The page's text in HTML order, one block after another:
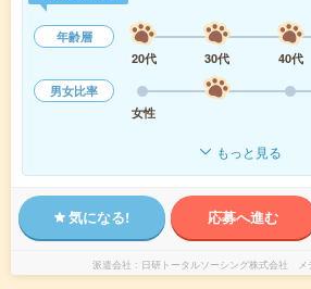
年齢層
20代
30代 40代
男女比率
女性
もっと見る
気になる! 応募へ進む
派遣会社 日研トータルソーシング株式会社 メ